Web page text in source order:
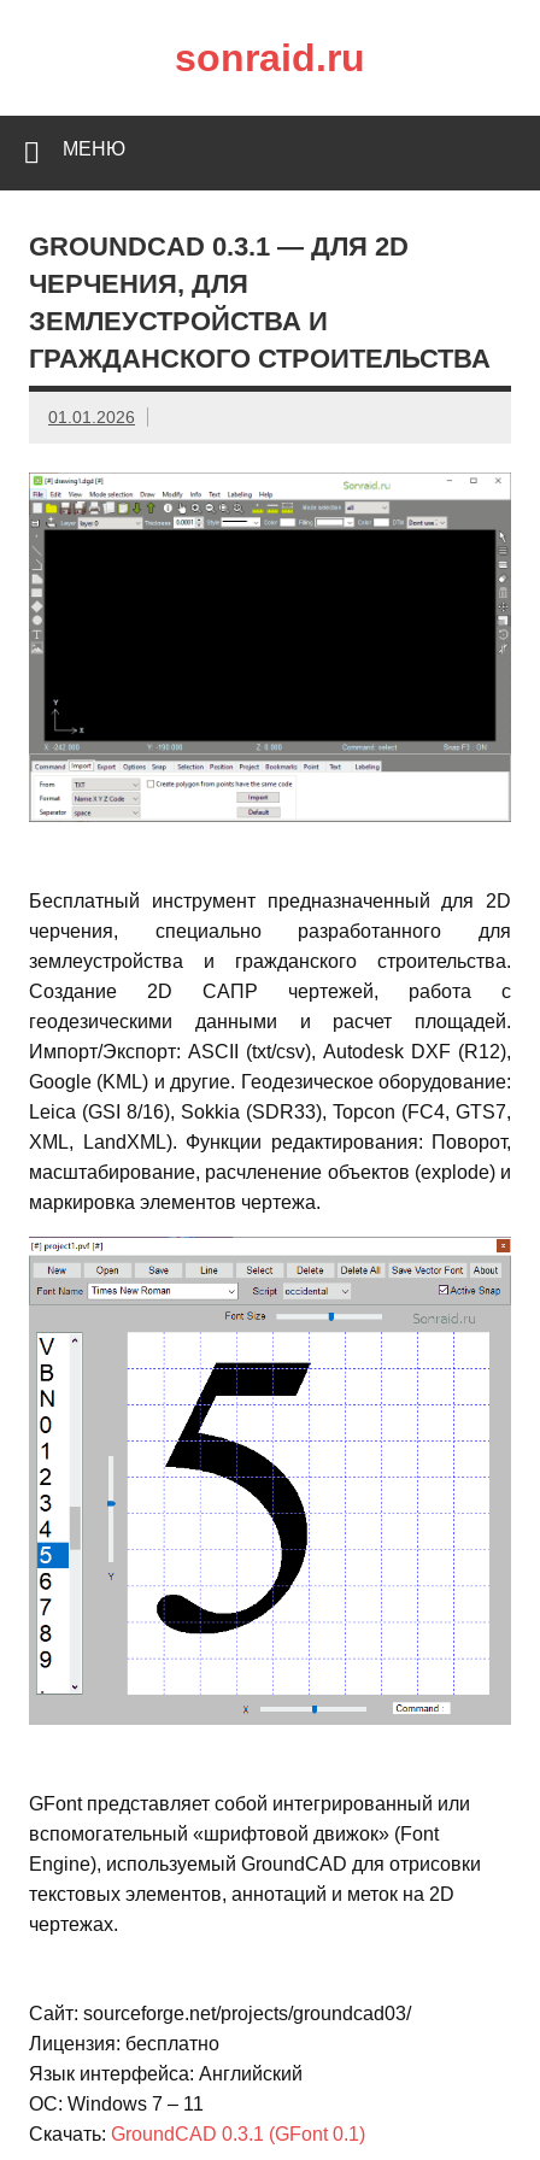
sonraid.ru
МЕНЮ
GROUNDCAD 0.3.1 — ДЛЯ 2D
ЧЕРЧЕНИЯ, ДЛЯ
ЗЕМЛЕУСТРОЙСТВА И
ГРАЖДАНСКОГО СТРОИТЕЛЬСТВА
01.01.2026
Бесплатный инструмент предназначенный для 2D
черчения, специально разработанного для
землеустройства и гражданского строительства.
Создание 2D САПР чертежей, работа с
геодезическими данными и расчет площадей.
Импорт/Экспорт: ASCII (txt/csv), Autodesk DXF (R12),
Google (KML) и другие. Геодезическое оборудование:
Leica (GSI 8/16), Sokkia (SDR33), Topcon (FC4, GTS7,
XML, LandXML). Функции редактирования: Поворот,
масштабирование, расчленение объектов (explode) и
маркировка элементов чертежа.
GFont представляет собой интегрированный или
вспомогательный «шрифтовой движок» (Font
Engine), используемый GroundCAD для отрисовки
текстовых элементов, аннотаций и меток на 2D
чертежах.
Сайт: sourceforge.net/projects/groundcad03/
Лицензия: бесплатно
Язык интерфейса: Английский
ОС: Windows 7 – 11
Скачать: GroundCAD 0.3.1 (GFont 0.1)